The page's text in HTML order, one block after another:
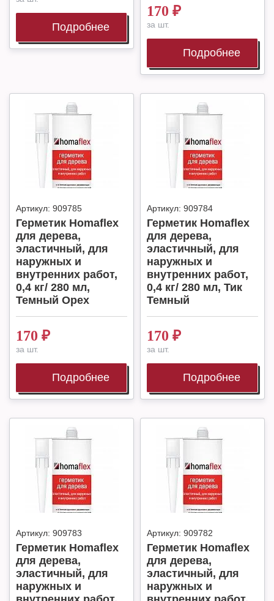
Подробнее
170 ₽
за шт.
Подробнее
Артикул: 909785
Герметик Homaflex
для дерева,
эластичный, для
наружных и
внутренних работ,
0,4 кг/ 280 мл,
Темный Орех
170 ₽
за шт.
Подробнее
Артикул: 909784
Герметик Homaflex
для дерева,
эластичный, для
наружных и
внутренних работ,
0,4 кг/ 280 мл, Тик
Темный
170 ₽
за шт.
Подробнее
Артикул: 909783
Герметик Homaflex
для дерева,
эластичный, для
наружных и
Артикул: 909782
Герметик Homaflex
для дерева,
эластичный, для
наружных и